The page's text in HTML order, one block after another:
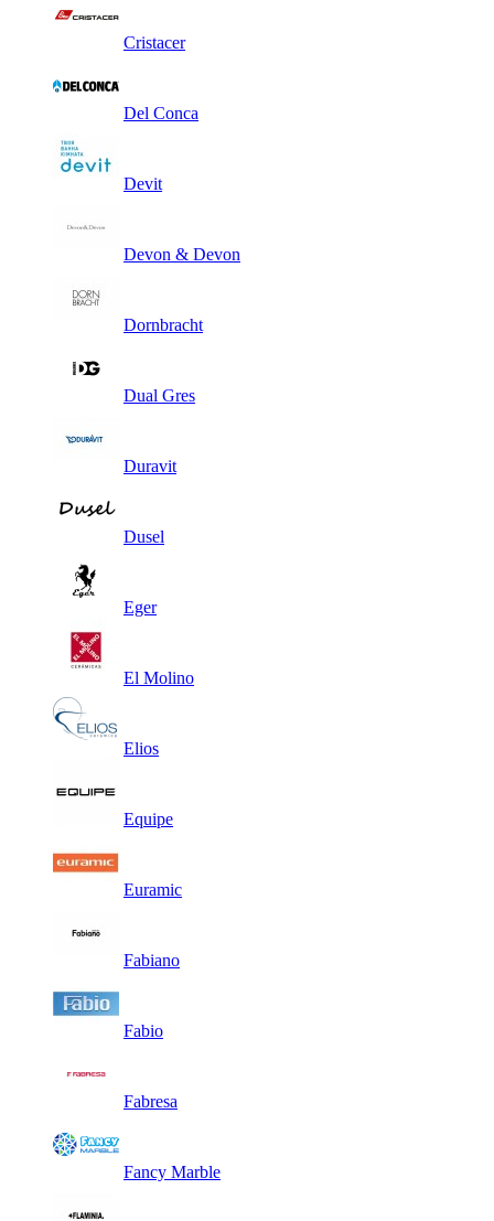
Cristacer
Del Conca
Devit
Devon & Devon
Dornbracht
Dual Gres
Duravit
Dusel
Eger
El Molino
Elios
Equipe
Euramic
Fabiano
Fabio
Fabresa
Fancy Marble